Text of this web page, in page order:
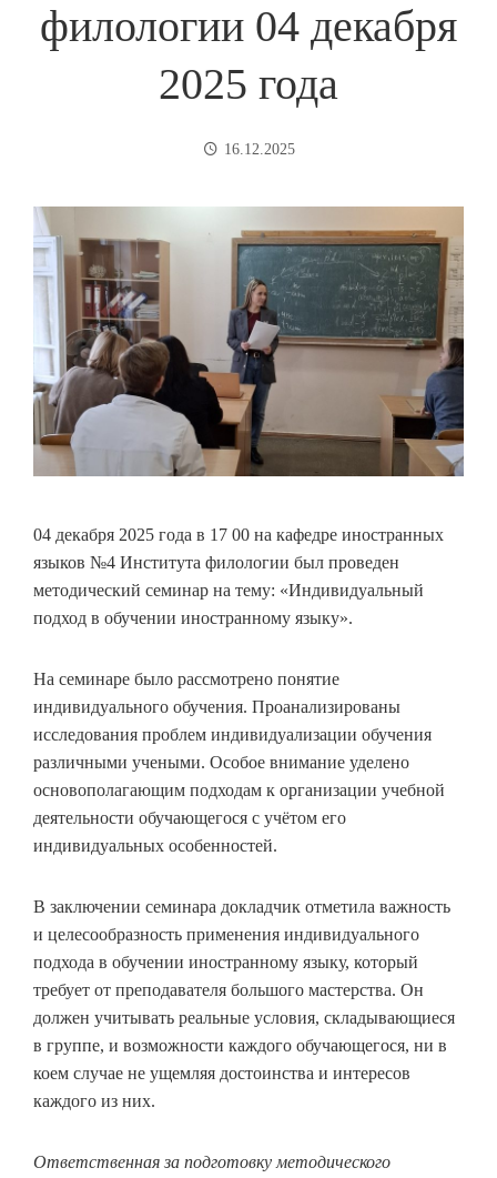
филологии 04 декабря
2025 года
16.12.2025
04 декабря 2025 года в 17 00 на кафедре иностранных
языков №4 Института филологии был проведен
методический семинар на тему: «Индивидуальный
подход в обучении иностранному языку».
На семинаре было рассмотрено понятие
индивидуального обучения. Проанализированы
исследования проблем индивидуализации обучения
различными учеными. Особое внимание уделено
основополагающим подходам к организации учебной
деятельности обучающегося с учётом его
индивидуальных особенностей.
В заключении семинара докладчик отметила важность
и целесообразность применения индивидуального
подхода в обучении иностранному языку, который
требует от преподавателя большого мастерства. Он
должен учитывать реальные условия, складывающиеся
в группе, и возможности каждого обучающегося, ни в
коем случае не ущемляя достоинства и интересов
каждого из них.
Ответственная за подготовку методического